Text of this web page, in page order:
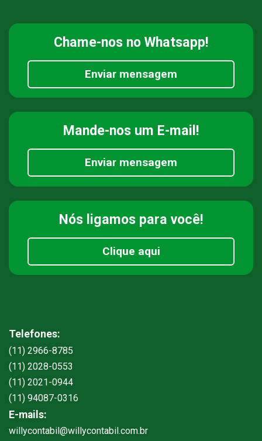
Chame-nos no Whatsapp!
Enviar mensagem
Mande-nos um E-mail!
Enviar mensagem
Nós ligamos para você!
Clique aqui
Telefones:
(11) 2966-8785
(11) 2028-0553
(11) 2021-0944
(11) 94087-0316
E-mails:
willycontabil@willycontabil.com.br